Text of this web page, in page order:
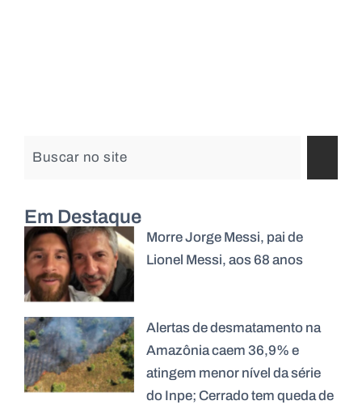
Em Destaque
Morre Jorge Messi, pai de
Lionel Messi, aos 68 anos
Alertas de desmatamento na
Amazônia caem 36,9% e
atingem menor nível da série
do Inpe; Cerrado tem queda de